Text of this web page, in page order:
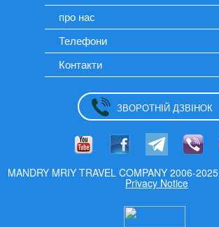
про нас
Телефони
Контакти
ЗВОРОТНІЙ ДЗВІНОК
MANDRY MRIY TRAVEL COMPANY 2006-
Privacy Notice